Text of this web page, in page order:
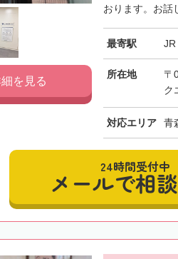
おります。お話
最寄駅 JR
所在地
〒
ク
対応エリア 青
を見る
24時間受付中
メールで相